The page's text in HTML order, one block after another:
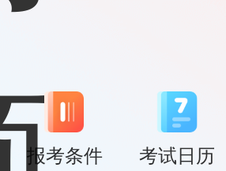
报考条件 考试日历